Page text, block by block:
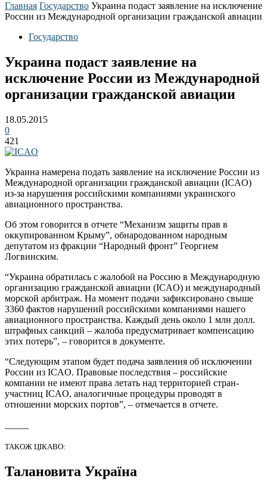
Главная Государство Украина подаст заявление на исключение
России из Международной организации гражданской авиации
Государство
Украина подаст заявление на
исключение России из Международной
организации гражданской авиации
18.05.2015
0
421
Украина намерена подать заявление на исключение России из
Международной организации гражданской авиации (ICAO)
из-за нарушения российскими компаниями украинского
авиационного пространства.
Об этом говорится в отчете “Механизм защиты прав в
оккупированном Крыму”, обнародованном народным
депутатом из фракции “Народный фронт” Георгием
Логвинским.
“Украина обратилась с жалобой на Россию в Международную
организацию гражданской авиации (ICAO) и международный
морской арбитраж. На момент подачи зафиксировано свыше
3360 фактов нарушений российскими компаниями нашего
авиационного пространства. Каждый день около 1 млн долл.
штрафных санкций – жалоба предусматривает компенсацию
этих потерь”, – говорится в документе.
“Следующим этапом будет подача заявления об исключении
России из ICAO. Правовые последствия – российские
компании не имеют права летать над территорией стран-
участниц ICAO, аналогичные процедуры проводят в
отношении морских портов”, – отмечается в отчете.
ТАКОЖ ЦІКАВО:
Талановита Україна